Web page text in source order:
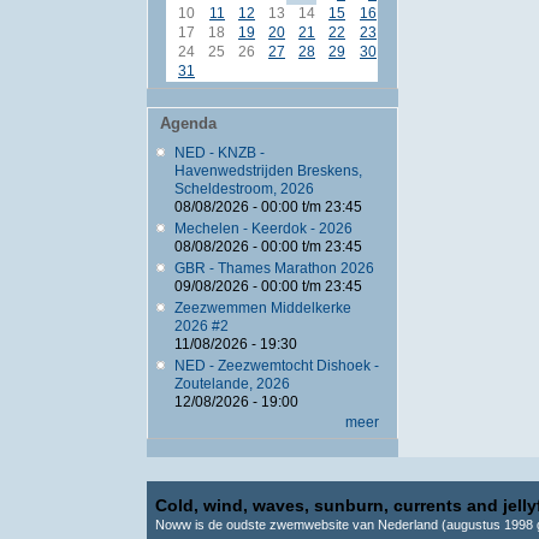
10
11 12 13 14 15
16
17
18 19 20 21 22
23
24
25 26 27 28 29
30
31
Agenda
NED - KNZB -
Havenwedstrijden Breskens,
Scheldestroom, 2026
08/08/2026 - 00:00t/m 23:45
Mechelen - Keerdok - 2026
08/08/2026 - 00:00t/m 23:45
GBR - Thames Marathon 2026
09/08/2026 - 00:00t/m 23:45
Zeezwemmen Middelkerke
2026 #2
11/08/2026 - 19:30
NED - Zeezwemtocht Dishoek -
Zoutelande, 2026
12/08/2026 - 19:00
meer
Cold, wind, waves, sunburn, currents and
Noww is de oudste zwemwebsite van Nederland (augustus 1998